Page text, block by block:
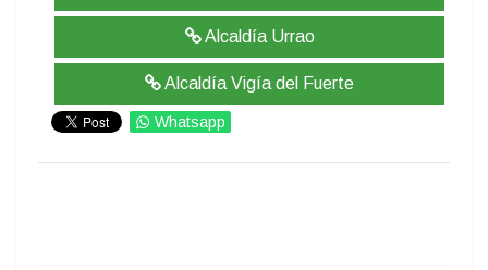
Alcaldía Urrao
Alcaldía Vigía del Fuerte
Whatsapp